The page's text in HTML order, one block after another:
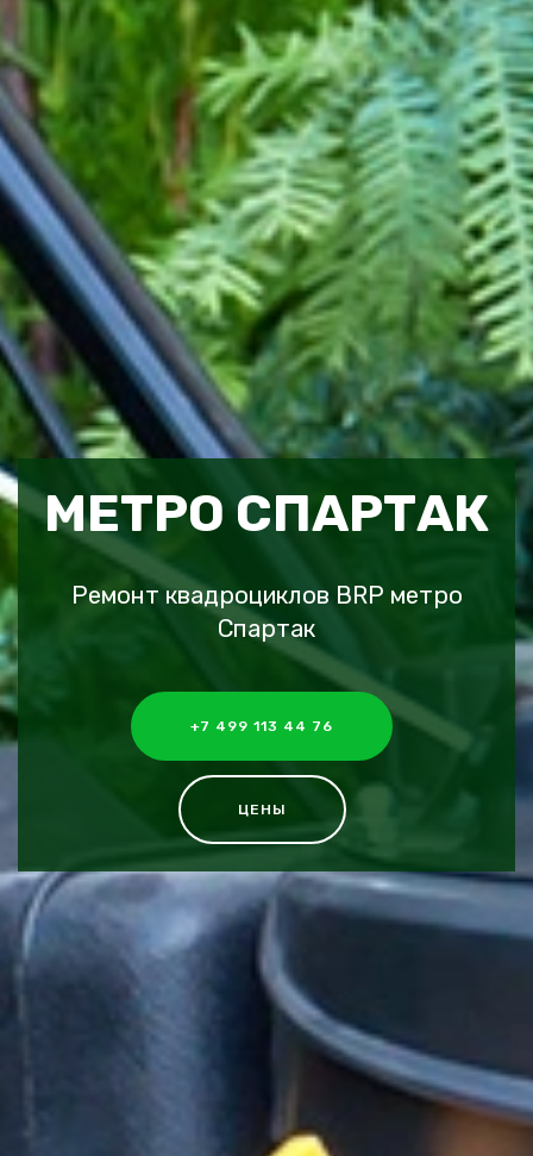
МЕТРО СПАРТАК
Ремонт квадроциклов BRP метро
Спартак
+7 499 113 44 76
ЦЕНЫ